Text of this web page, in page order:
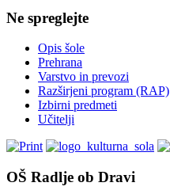
Ne spreglejte
Opis šole
Prehrana
Varstvo in prevozi
Razširjeni program (RAP)
Izbirni predmeti
Učitelji
OŠ Radlje ob Dravi